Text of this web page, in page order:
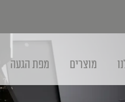
מוצרים מפת הגעה